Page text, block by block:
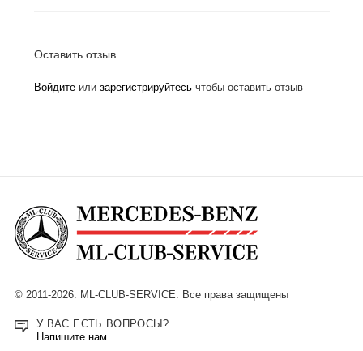
Оставить отзыв
Войдитеили зарегистрируйтесьчтобы оставить отзыв
© 2011-2026. ML-CLUB-SERVICE. Все права защищены
У ВАС ЕСТЬ ВОПРОСЫ?
Напишите нам